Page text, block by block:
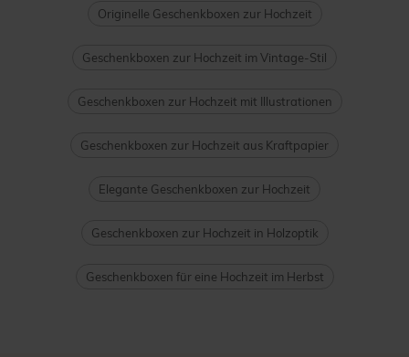
Originelle Geschenkboxen zur Hochzeit
Geschenkboxen zur Hochzeit im Vintage-Stil
Geschenkboxen zur Hochzeit mit Illustrationen
Geschenkboxen zur Hochzeit aus Kraftpapier
Elegante Geschenkboxen zur Hochzeit
Geschenkboxen zur Hochzeit in Holzoptik
Geschenkboxen für eine Hochzeit im Herbst